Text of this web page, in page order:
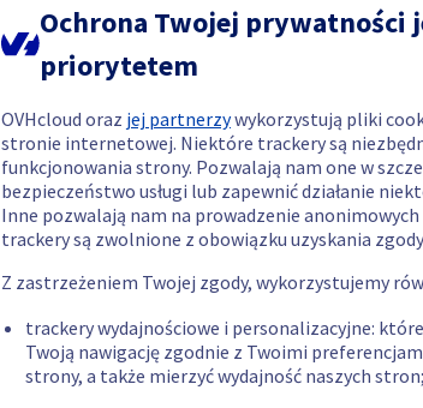
Ochrona Twojej prywatności
priorytetem
OVHcloud oraz jej partnerzywykorzystują pliki
stronie internetowej. Niektóre trackery są
funkcjonowania strony. Pozwalają nam one w
bezpieczeństwo usługi lub zapewnić działanie
Inne pozwalają nam na prowadzenie
trackery są zwolnione z obowiązku uzyskania
Z zastrzeżeniem Twojej zgody, wykorzystujemy
trackery wydajnościowe i personalizacyjne:
Twoją nawigację zgodnie z Twoimi
strony, a także mierzyć wydajność naszych stron;